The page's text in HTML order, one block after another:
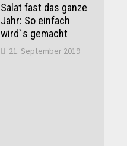
Salat fast das ganze
Jahr: So einfach
wird`s gemacht
21. September 2019